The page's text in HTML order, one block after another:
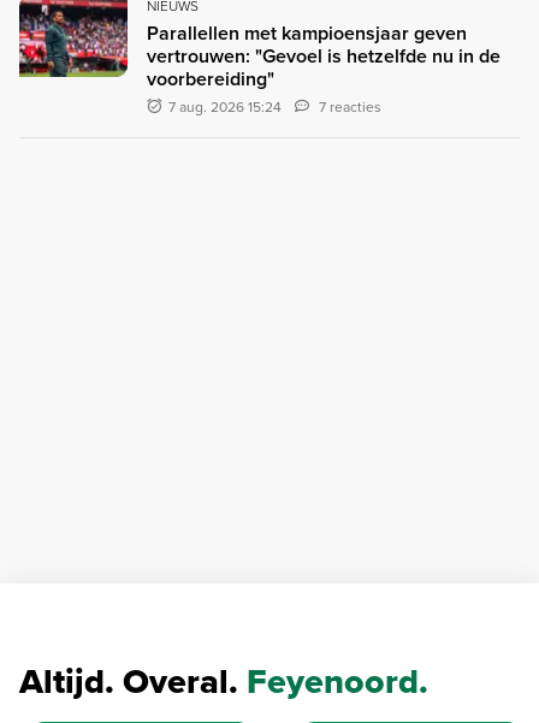
NIEUWS
Parallellen met kampioensjaar geven
vertrouwen: "Gevoel is hetzelfde nu in de
voorbereiding"
7 aug. 2026 15:24 7 reacties
Altijd. Overal. Feyenoord.